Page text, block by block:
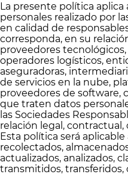
La presente política
personales realizado por
en calidad de
corresponda, en su
proveedores
operadores logísticos,
aseguradoras,
de servicios en la nube,
proveedores de software,
que traten datos
las Sociedades
relación legal,
Esta política será
recolectados,
actualizados, analizados,
transmitidos, transferidos,